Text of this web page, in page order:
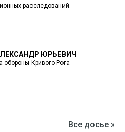
расследований.
ЮРЬЕВИЧ
обороны Кривого Рога
Все досье »